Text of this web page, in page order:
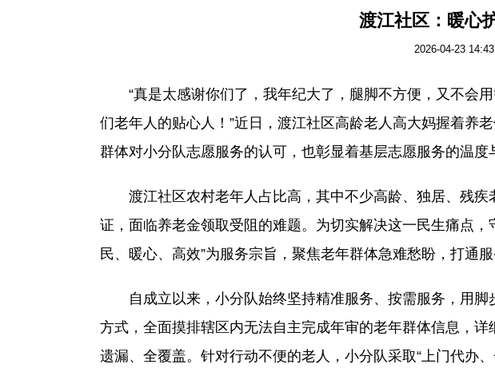
渡江社区：暖心
2026-04-23
“真是太感谢你们了，我年纪大了，腿脚不方便，又不会
们老年人的贴心人！”近日，渡江社区高龄老人高大妈握着养
群体对小分队志愿服务的认可，也彰显着基层志愿服务的温度
渡江社区农村老年人占比高，其中不少高龄、独居、残疾
证，面临养老金领取受阻的难题。为切实解决这一民生痛点
民、暖心、高效”为服务宗旨，聚焦老年群体急难愁盼，打通服
自成立以来，小分队始终坚持精准服务、按需服务，用脚
方式，全面摸排辖区内无法自主完成年审的老年群体信息，
遗漏、全覆盖。针对行动不便的老人，小分队采取“上门代办